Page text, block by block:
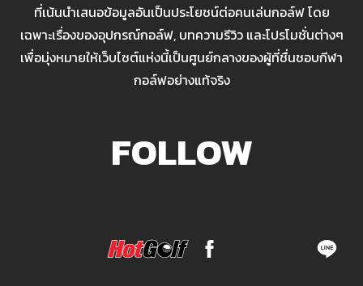
ที่เน้นนำเสนอข้อมูลอันเป็นประโยชน์ต่อคนเล่นกอล์ฟ โดย
เฉพาะเรื่องของอุปกรณ์กอล์ฟ, บทความรีวิว และโปรโมชั่นต่างๆ
เพื่อมุ่งหมายให้เว็บไซต์แห่งนี้เป็นศูนย์กลางของผู้ที่ชื่นชอบกีฬา
กอล์ฟอย่างแท้จริง
FOLLOW